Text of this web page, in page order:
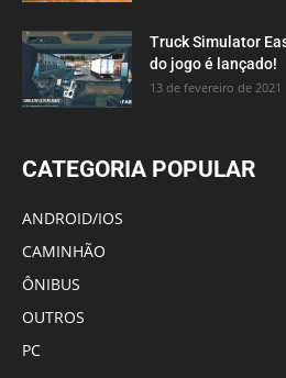
Truck Simulator
do jogo é lançado!
13 de fevereiro de 2021
CATEGORIA POPULAR
ANDROID/IOS
CAMINHÃO
ÔNIBUS
OUTROS
PC